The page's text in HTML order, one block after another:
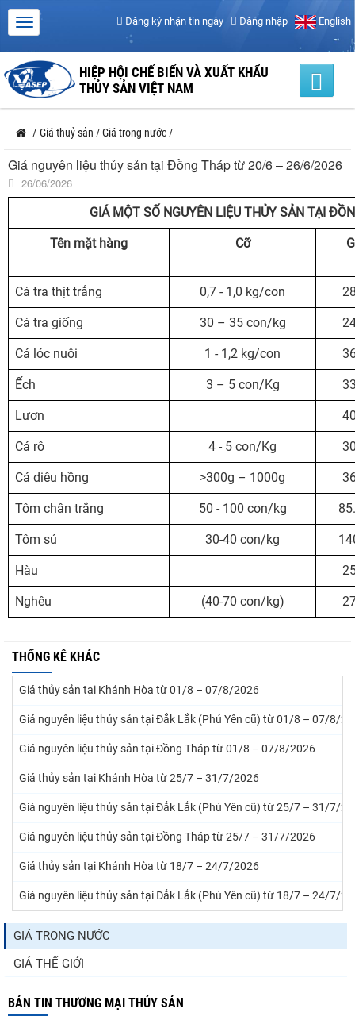
Đăng ký nhận tin ngày Đăng nhập English
HIỆP HỘI CHẾ BIẾN VÀ XUẤT KHẨU
THỦY SẢN VIỆT NAM
/ Giá thuỷ sản /Giá trong nước /
Giá nguyên liệu thủy sản tại Đồng Tháp từ 20/6 – 26/6/2026
26/06/2026
GIÁ MỘT SỐ NGUYÊN LIỆU THỦY SẢN TẠI
Tên mặt hàng Cỡ
Cá tra thịt trắng 0,7 - 1,0 kg/con
Cá tra giống 30 – 35 con/kg
Cá lóc nuôi 1 - 1,2 kg/con
Ếch 3 – 5 con/Kg
Lươn
Cá rô 4 - 5 con/Kg
Cá diêu hồng >300g – 1000g
Tôm chân trắng 50 - 100 con/kg
Tôm sú 30-40 con/kg
Hàu
Nghêu (40-70 con/kg)
THỐNG KÊ KHÁC
Giá thủy sản tại Khánh Hòa từ 01/8 – 07/8/2026
Giá nguyên liệu thủy sản tại Đắk Lắk (Phú Yên cũ) từ 01/8 – 07/8/
Giá nguyên liệu thủy sản tại Đồng Tháp từ 01/8 – 07/8/2026
Giá thủy sản tại Khánh Hòa từ 25/7 – 31/7/2026
Giá nguyên liệu thủy sản tại Đắk Lắk (Phú Yên cũ) từ 25/7 – 31/7/
Giá nguyên liệu thủy sản tại Đồng Tháp từ 25/7 – 31/7/2026
Giá thủy sản tại Khánh Hòa từ 18/7 – 24/7/2026
Giá nguyên liệu thủy sản tại Đắk Lắk (Phú Yên cũ) từ 18/7 – 24/7/
GIÁ TRONG NƯỚC
GIÁ THẾ GIỚI
BẢN TIN THƯƠNG MẠI THỦY SẢN